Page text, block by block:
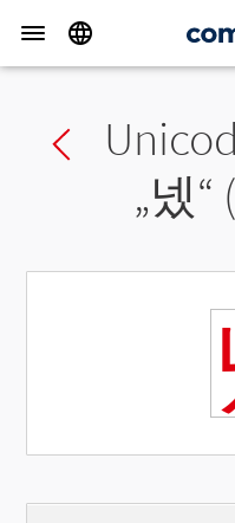
Previous char
„넸“